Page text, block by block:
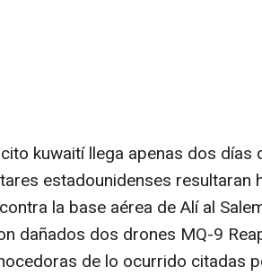
kuwaití llega apenas dos días
estadounidenses resultaran
la base aérea de Alí al
dañados dos drones MQ-9
de lo ocurrido citadas